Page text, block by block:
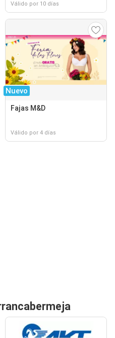
Válido por 10 días
Nuevo
Fajas M&D
Válido por 4 días